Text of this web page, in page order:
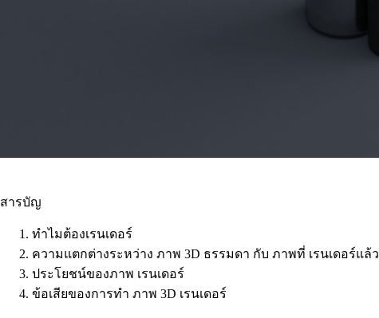
สารบัญ
ทำไมต้องเรนเดอร์
ความแตกต่างระหว่าง ภาพ 3D ธรรมดา กับ ภาพที่ เรนเดอร์แล้ว
ประโยชน์ของภาพ เรนเดอร์
ข้อเสียของการทำ ภาพ 3D เรนเดอร์